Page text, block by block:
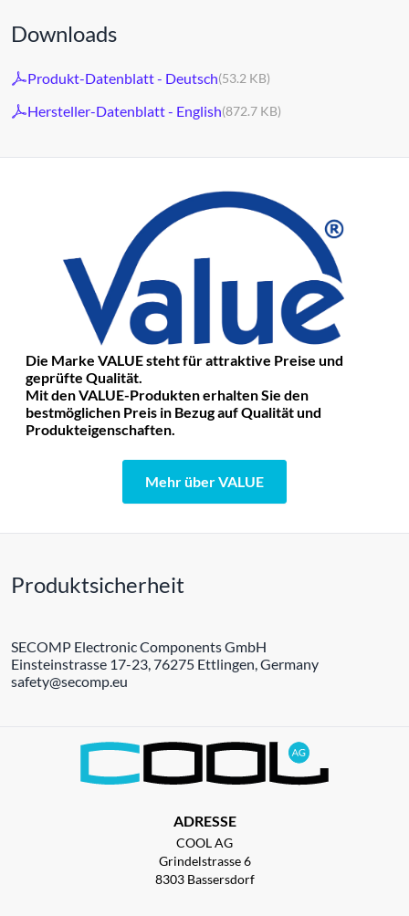
Downloads
Produkt-Datenblatt - Deutsch(53.2 KB)
Hersteller-Datenblatt - English(872.7 KB)
Die Marke VALUE steht für attraktive Preise und
geprüfte Qualität.
Mit den VALUE-Produkten erhalten Sie den
bestmöglichen Preis in Bezug auf Qualität und
Produkteigenschaften.
Mehr über VALUE
Produktsicherheit
SECOMP Electronic Components GmbH
Einsteinstrasse 17-23, 76275 Ettlingen, Germany
safety@secomp.eu
ADRESSE
COOL AG
Grindelstrasse 6
8303 Bassersdorf